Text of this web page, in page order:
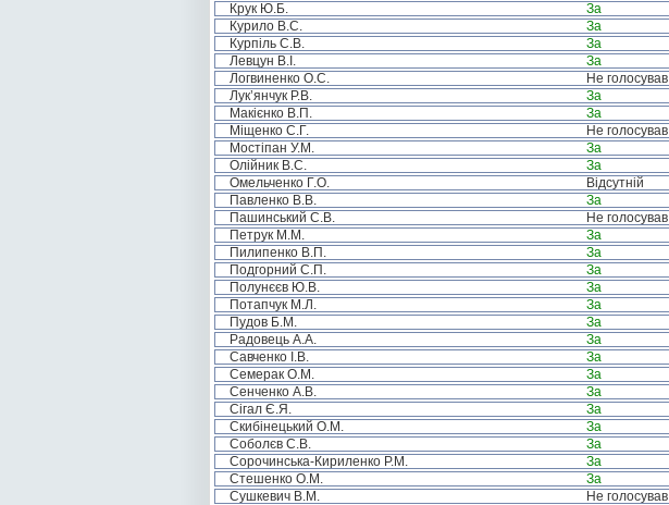
Крук Ю.Б.
За
Курило В.С.
За
Курпіль С.В.
За
Левцун В.І.
За
Логвиненко О.С.
Не голосував
Лук’янчук Р.В.
За
Макієнко В.П.
За
Міщенко С.Г.
Не голосував
Мостіпан У.М.
За
Олійник В.С.
За
Омельченко Г.О.
Відсутній
Павленко В.В.
За
Пашинський С.В.
Не голосував
Петрук М.М.
За
Пилипенко В.П.
За
Подгорний С.П.
За
Полунєєв Ю.В.
За
Потапчук М.Л.
За
Пудов Б.М.
За
Радовець А.А.
За
Савченко І.В.
За
Семерак О.М.
За
Сенченко А.В.
За
Сігал Є.Я.
За
Скибінецький О.М.
За
Соболєв С.В.
За
Сорочинська-Кириленко Р.М.
За
Стешенко О.М.
За
Сушкевич В.М.
Не голосував